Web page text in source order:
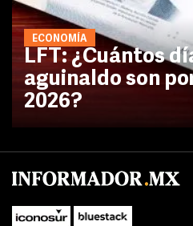
ECONOMÍA
LFT: ¿Cuántos
aguinaldo son
2026?